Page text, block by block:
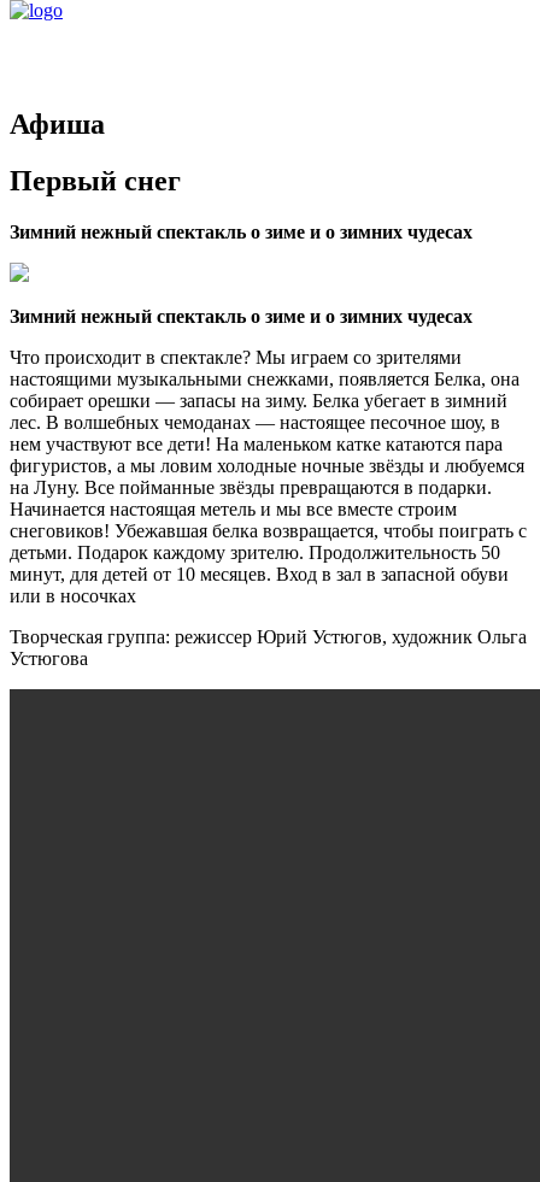
Афиша
Первый снег
Зимний нежный спектакль о зиме и о зимних чудесах
Зимний нежный спектакль о зиме и о зимних чудесах
Что происходит в спектакле? Мы играем со зрителями
настоящими музыкальными снежками, появляется Белка, она
собирает орешки — запасы на зиму. Белка убегает в зимний
лес. В волшебных чемоданах — настоящее песочное шоу, в
нем участвуют все дети! На маленьком катке катаются пара
фигуристов, а мы ловим холодные ночные звёзды и любуемся
на Луну. Все пойманные звёзды превращаются в подарки.
Начинается настоящая метель и мы все вместе строим
снеговиков! Убежавшая белка возвращается, чтобы поиграть с
детьми. Подарок каждому зрителю. Продолжительность 50
минут, для детей от 10 месяцев. Вход в зал в запасной обуви
или в носочках
Творческая группа: режиссер Юрий Устюгов, художник Ольга
Устюгова